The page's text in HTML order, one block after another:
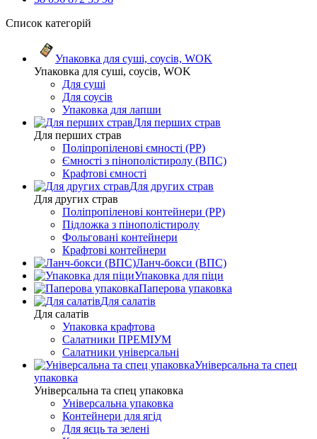
Список категорій
Упаковка для суші, соусів, WOK
Упаковка для суші, соусів, WOK
Для суші
Для соусів
Упаковка для лапши
Для перших страв
Для перших страв
Поліпропіленові ємності (PP)
Ємності з пінополістиролу (ВПС)
Крафтові ємності
Для других страв
Для других страв
Поліпропіленові контейнери (PP)
Підложка з пінополістиролу
Фольговані контейнери
Крафтові контейнери
Ланч-бокси (ВПС)
Упаковка для піци
Паперова упаковка
Для салатів
Для салатів
Упаковка крафтова
Салатники ПРЕМІУМ
Салатники універсальні
Універсальна та спец
упаковка
Універсальна та спец упаковка
Універсальна упаковка
Контейнери для ягід
Для яєць та зелені